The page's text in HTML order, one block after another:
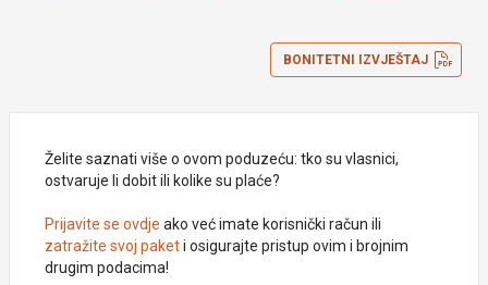
BONITETNI IZVJEŠTAJ
Želite saznati više o ovom poduzeću: tko su vlasnici,
ostvaruje li dobit ili kolike su plaće?
Prijavite se ovdje ako već imate korisnički račun ili
zatražite svoj paketi osigurajte pristup ovim i brojnim
drugim podacima!